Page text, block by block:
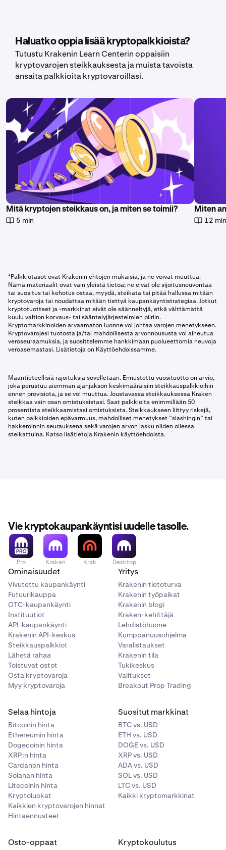
Haluatko oppia lisää kryptopalkkioista?
Tutustu Krakenin Learn Centerin oppaisiin
kryptovarojen steikkauksesta ja muista tavoista
ansaita palkkioita kryptovaroillasi.
Mitä kryptojen steikkaus on, ja miten se toimii?
5 min
Miten
12
*Palkkiotasot ovat Krakenin ehtojen mukaisia, ja ne voivat muuttua.
Nämä materiaalit ovat vain yleistä tietoa; ne eivät ole sijoitusneuvontaa
tai suositus tai kehotus ostaa, myydä, steikata tai pitää hallussa mitään
kryptovaroja tai noudattaa mitään tiettyä kaupankäyntistrategiaa. Jotkut
kryptotuotteet ja -markkinat eivät ole säänneltyjä, etkä välttämättä
kuulu valtion korvaus- tai sääntelyjärjestelmien piiriin.
Kryptomarkkinoiden arvaamaton luonne voi johtaa varojen menetykseen.
Kryptovarojesi tuotosta ja/tai mahdollisesta arvonnoususta voi aiheutua
veroseuraamuksia, ja suosittelemme hankkimaan puolueettomia neuvoja
veroasemastasi. Lisätietoja on Käyttöehdoissamme.
Maantieteellisiä rajoituksia sovelletaan. Ennustettu vuosituotto on arvio,
joka perustuu aiemman ajanjakson keskimääräisiin steikkauspalkkioihin
ennen provisiota, ja se voi muuttua. Joustavassa steikkauksessa Kraken
steikkaa vain osan omistuksistasi. Saat palkkioita enimmillään 50
prosentista steikkaamistasi omistuksista. Steikkaukseen liittyy riskejä,
kuten palkkioiden epävarmuus, mahdolliset menetykset ”slashingin” tai
hakkeroinnin seurauksena sekä varojen arvon lasku niiden ollessa
steikattuina. Katso lisätietoja Krakenin käyttöehdoista.
Vie kryptokaupankäyntisi uudelle tasolle.
Pro Kraken Krak Desktop
Ominaisuudet
Vivutettu kaupankäynti
Futuurikauppa
OTC-kaupankäynti
Instituutiot
API-kaupankäynti
Krakenin API-keskus
Steikkauspalkkiot
Lähetä rahaa
Toistuvat ostot
Osta kryptovaroja
Myy kryptovaroja
Yritys
Krakenin tietoturva
Krakenin työpaikat
Krakenin blogi
Kraken-kehittäjä
Lehdistöhuone
Kumppanuusohjelma
Varalistaukset
Krakenin tila
Tukikeskus
Valitukset
Breakout Prop Trading
Selaa hintoja
Bitcoinin hinta
Ethereumin hinta
Dogecoinin hinta
XRP:n hinta
Cardanon hinta
Solanan hinta
Litecoinin hinta
Kryptoluokat
Kaikkien kryptovarojen hinnat
Hintaennusteet
Suositut markkinat
BTC vs. USD
ETH vs. USD
DOGE vs. USD
XRP vs. USD
ADA vs. USD
SOL vs. USD
LTC vs. USD
Kaikki kryptomarkkinat
Osto-oppaat Kryptokoulutus